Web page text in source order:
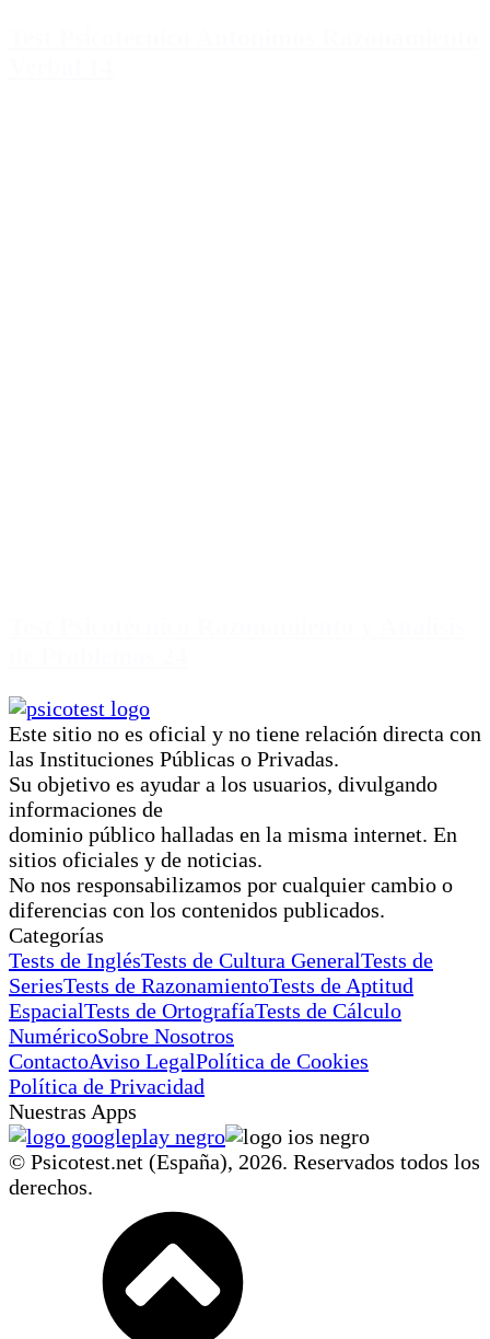
Este sitio no es oficial y no tiene relación directa con
las Instituciones Públicas o Privadas.
Su objetivo es ayudar a los usuarios, divulgando
informaciones de
dominio público halladas en la misma internet. En
sitios oficiales y de noticias.
No nos responsabilizamos por cualquier cambio o
diferencias con los contenidos publicados.
Categorías
Tests de InglésTests de Cultura GeneralTests de
SeriesTests de RazonamientoTests de Aptitud
EspacialTests de OrtografíaTests de Cálculo
NuméricoSobre Nosotros
ContactoAviso LegalPolítica de Cookies
Política de Privacidad
Nuestras Apps
© Psicotest.net (España), 2026. Reservados todos los
derechos.